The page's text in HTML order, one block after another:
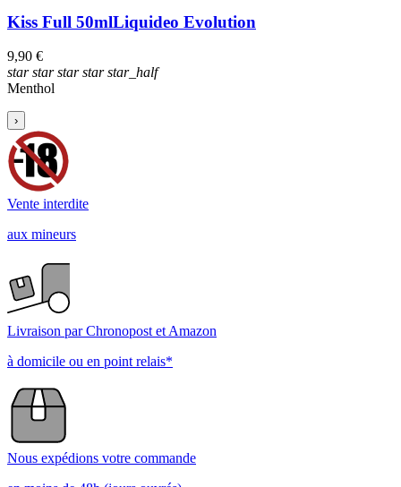
Kiss Full 50mlLiquideo Evolution
9,90 €
starstarstarstarstar_half
Menthol
›
Vente interdite
aux mineurs
Livraison par Chronopost et Amazon
à domicile ou en point relais*
Nous expédions votre commande